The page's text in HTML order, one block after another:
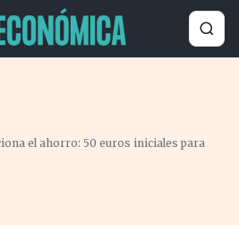
el ahorro: 50 euros iniciales para